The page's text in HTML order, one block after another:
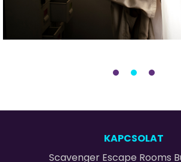
KAPCSOLAT
Scavenger Escape Rooms